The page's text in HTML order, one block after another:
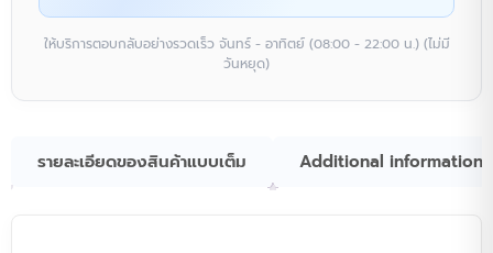
ให้บริการตอบกลับอย่างรวดเร็ว จันทร์ - อาทิตย์ (08:00 - 22:00 น.) (ไม่มี
วันหยุด)
รายละเอียดของสินค้าแบบเต็ม Additional information